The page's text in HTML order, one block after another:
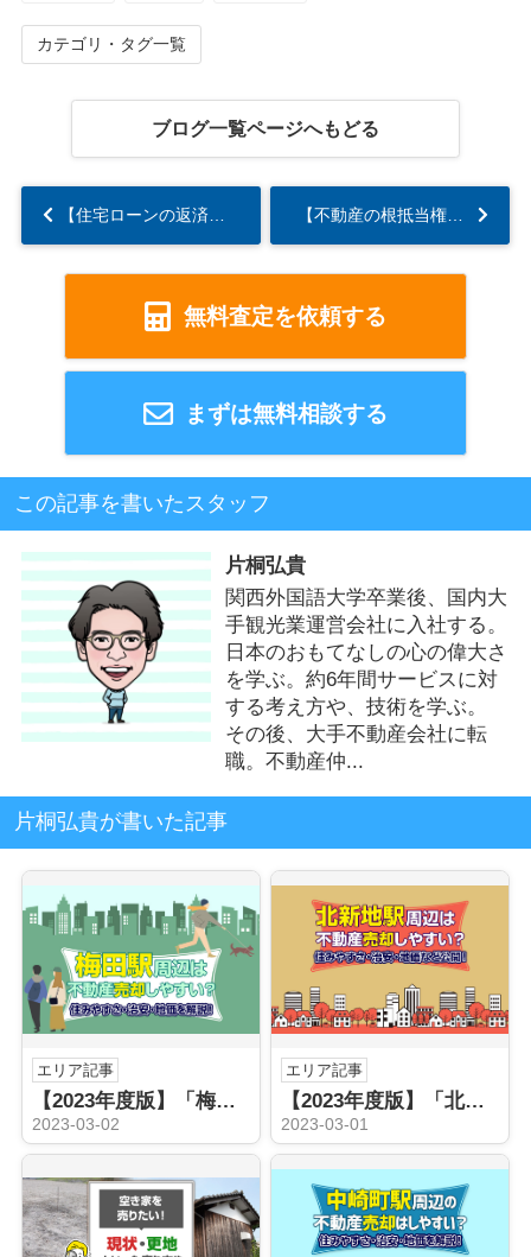
カテゴリ・タグ一覧
ブログ一覧ページへもどる
【住宅ローンの返済】競売までの流れと対処法を解説...
無料査定を依頼する
まずは無料相談する
この記事を書いたスタッフ
片桐弘貴
関西外国語大学卒業後、国内大
手観光業運営会社に入社する。
日本のおもてなしの心の偉大さ
を学ぶ。約6年間サービスに対
する考え方や、技術を学ぶ。
その後、大手不動産会社に転
職。不動産仲...
片桐弘貴が書いた記事
エリア記事
【2023年度版】「梅田駅」の不動産売却！治安・地価を解説！
2023-03-02
エリア記事
【2023年度版】「北新地駅」の不動産売却！住みやすさや治安・地価など公開！
2023-03-01